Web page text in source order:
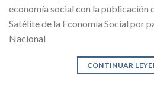
economía social con la publicación
Satélite de la Economía Social por
Nacional
CONTINUAR